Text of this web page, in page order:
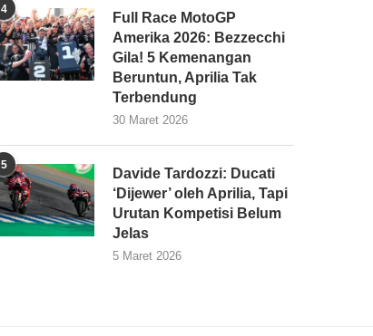
4
Full Race MotoGP
Amerika 2026: Bezzecchi
Gila! 5 Kemenangan
Beruntun, Aprilia Tak
Terbendung
30 Maret 2026
5
Davide Tardozzi: Ducati
‘Dijewer’ oleh Aprilia, Tapi
Urutan Kompetisi Belum
Jelas
5 Maret 2026